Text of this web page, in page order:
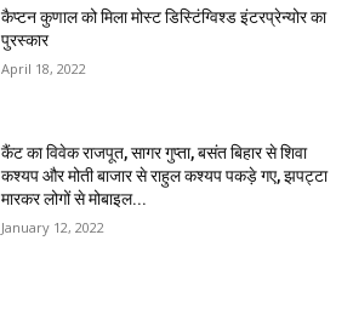
कैप्टन कुणाल को मिला मोस्ट डिस्टिंग्विश्ड इंटरप्रेन्योर का
पुरस्कार
April 18, 2022
कैंट का विवेक राजपूत, सागर गुप्ता, बसंत बिहार से शिवा
कश्यप और मोती बाजार से राहुल कश्यप पकड़े गए, झपट्टा
मारकर लोगों से मोबाइल...
January 12, 2022